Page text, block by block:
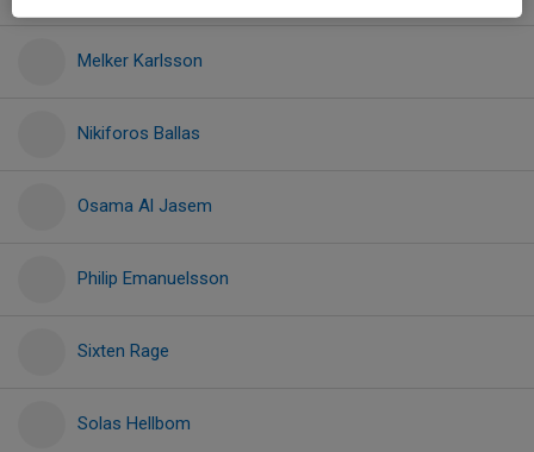
Melker Karlsson
Nikiforos Ballas
Osama Al Jasem
Philip Emanuelsson
Sixten Rage
Solas Hellbom